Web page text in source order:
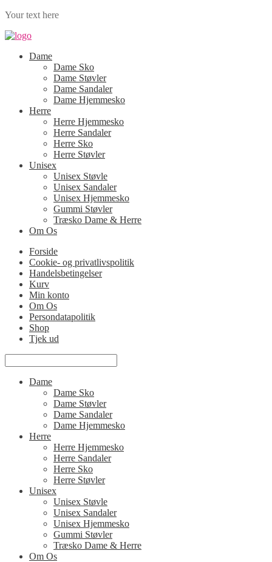
Your text here
Dame
Dame Sko
Dame Støvler
Dame Sandaler
Dame Hjemmesko
Herre
Herre Hjemmesko
Herre Sandaler
Herre Sko
Herre Støvler
Unisex
Unisex Støvle
Unisex Sandaler
Unisex Hjemmesko
Gummi Støvler
Træsko Dame & Herre
Om Os
Forside
Cookie- og privatlivspolitik
Handelsbetingelser
Kurv
Min konto
Om Os
Persondatapolitik
Shop
Tjek ud
Dame
Dame Sko
Dame Støvler
Dame Sandaler
Dame Hjemmesko
Herre
Herre Hjemmesko
Herre Sandaler
Herre Sko
Herre Støvler
Unisex
Unisex Støvle
Unisex Sandaler
Unisex Hjemmesko
Gummi Støvler
Træsko Dame & Herre
Om Os